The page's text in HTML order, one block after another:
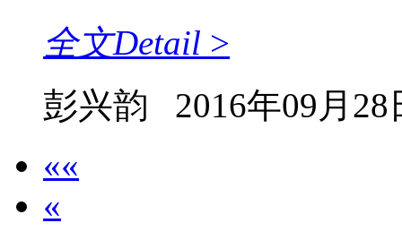
全文Detail >
彭兴韵
2016年09月28
««
«